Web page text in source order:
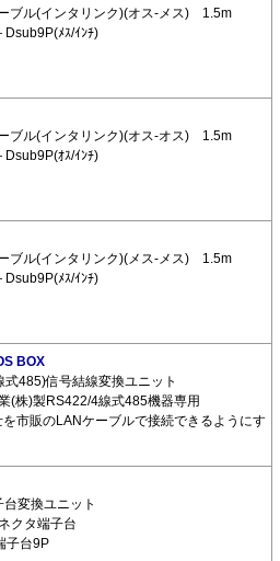
ブル(インタリンク)(オス-メス) 1.5m
ﾒｽ/ｲﾝﾁ)
ブル(インタリンク)(オス-オス) 1.5m
ｵｽ/ｲﾝﾁ)
ブル(インタリンク)(メス-メス) 1.5m
ﾒｽ/ｲﾝﾁ)
BOX
485)信号結線変換ユニット
(株)製RS422/4線式485機器専用
市販のLANケーブルで接続できるようにす
変換ユニット
クタ端子台
子台9P